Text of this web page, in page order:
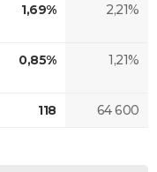
1,69% 2,21%
0,85% 1,21%
118 64 600